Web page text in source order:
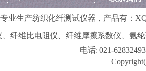
专业生产纺织化纤测试仪器，产品有：
纤维比电阻仪 纤维摩擦系数仪 氨
电话: 021-